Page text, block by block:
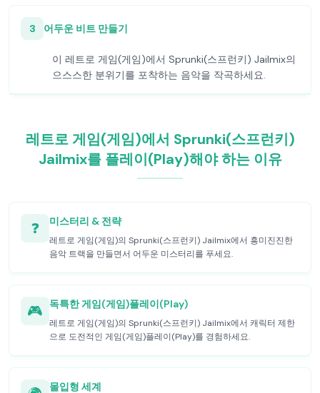
3 어두운 비트 만들기
이 레트로 게임(게임)에서 Sprunki(스프런키) Jailmix의
으스스한 분위기를 포착하는 음악을 작곡하세요.
레트로 게임(게임)에서 Sprunki(스프런키)
Jailmix를 플레이(Play)해야 하는 이유
❓ 미스터리 & 전략
레트로 게임(게임)의 Sprunki(스프런키) Jailmix에서 흥미진진한
음악 트랙을 만들면서 어두운 미스터리를 푸세요.
🎮 독특한 게임(게임)플레이(Play)
레트로 게임(게임)의 Sprunki(스프런키) Jailmix에서 캐릭터 제한
으로 도전적인 게임(게임)플레이(Play)를 경험하세요.
몰입형 세계